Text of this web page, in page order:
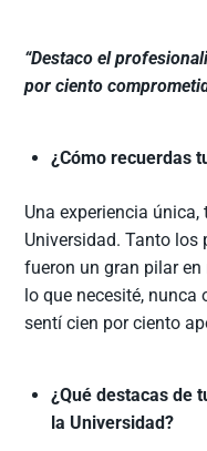
“Destaco el
por ciento
¿Cómo recuerdas
Una experiencia
Universidad. Tanto
fueron un gran pilar
lo que necesité,
sentí cien por ciento
¿Qué destacas de
la Universidad?